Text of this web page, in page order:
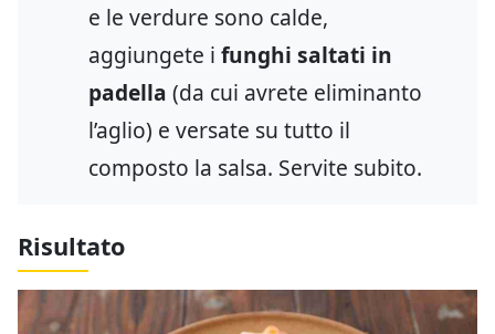
e le verdure sono calde,
aggiungete i funghi saltati in
padella (da cui avrete eliminanto
l’aglio) e versate su tutto il
composto la salsa. Servite subito.
Risultato